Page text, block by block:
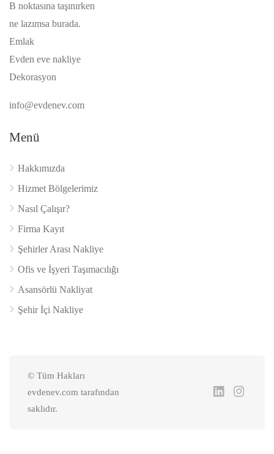
B noktasına taşınırken
ne lazımsa burada.
Emlak
Evden eve nakliye
Dekorasyon
info@evdenev.com
Menü
Hakkımızda
Hizmet Bölgelerimiz
Nasıl Çalışır?
Firma Kayıt
Şehirler Arası Nakliye
Ofis ve İşyeri Taşımacılığı
Asansörlü Nakliyat
Şehir İçi Nakliye
© Tüm Hakları
evdenev.com tarafından
saklıdır.